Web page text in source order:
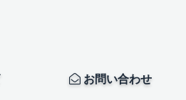
お問い合わせ